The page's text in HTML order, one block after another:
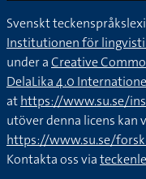
Svenskt
Institutionen för
under aCreative
DelaLika 4.0
athttps://www.su.se/
utöver denna licens kan
https://www.su.se/
Kontakta oss via